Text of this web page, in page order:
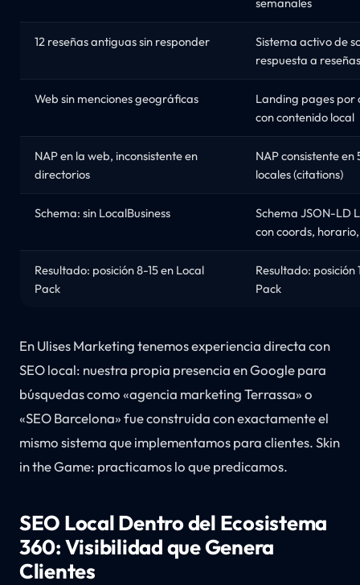
12 reseñas antiguas sin responder
Sistema activo de
respuesta a reseñas
Web sin menciones geográficas
Landing pages
con contenido local
NAP en la web, inconsistente en
directorios
NAP consistente
locales (citations)
Schema: sin LocalBusiness
Schema JSON-LD
con coords,
Resultado: posición 8-15 en Local
Pack
Resultado: posición
Pack
En Ulises Marketing tenemos experiencia directa con
SEO local: nuestra propia presencia en Google para
búsquedas como «agencia marketing Terrassa» o
«SEO Barcelona» fue construida con exactamente el
mismo sistema que implementamos para clientes. Skin
in the Game: practicamos lo que predicamos.
SEO Local Dentro del Ecosistema
360: Visibilidad que Genera
Clientes